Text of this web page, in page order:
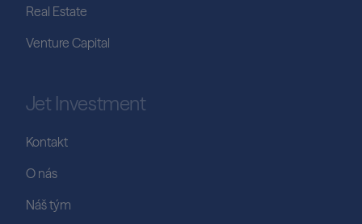
Real Estate
Venture Capital
Jet Investment
Kontakt
O nás
Náš tým